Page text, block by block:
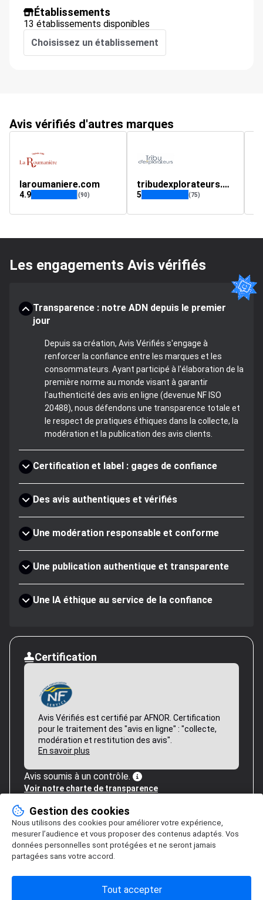
Établissements
13 établissements disponibles
Choisissez un établissement
Avis vérifiés d'autres marques
laroumaniere.com
4.9 (90)
tribudexplorateurs.com
5 (75)
Les engagements Avis vérifiés
Transparence : notre ADN depuis le premier
jour
Depuis sa création, Avis Vérifiés s'engage à
renforcer la confiance entre les marques et les
consommateurs. Ayant participé à l'élaboration de la
première norme au monde visant à garantir
l'authenticité des avis en ligne (devenue NF ISO
20488), nous défendons une transparence totale et
le respect de pratiques éthiques dans la collecte, la
modération et la publication des avis clients.
Certification et label : gages de confiance
Des avis authentiques et vérifiés
Une modération responsable et conforme
Une publication authentique et transparente
Une IA éthique au service de la confiance
Certification
Avis Vérifiés est certifié par AFNOR. Certification
pour le traitement des "avis en ligne" : "collecte,
modération et restitution des avis".
En savoir plus
Avis soumis à un contrôle.
Voir notre charte de transparence
Gestion des cookies
Nous utilisons des cookies pour améliorer votre expérience,
mesurer l’audience et vous proposer des contenus adaptés. Vos
données personnelles sont protégées et ne seront jamais
partagées sans votre accord.
Tout accepter